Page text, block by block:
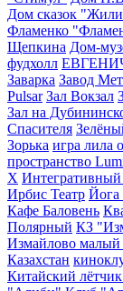
Дом сказок
Фламенко
Щепкина Дом-
фудхолл
Заварка Завод
Pulsar Зал Вокзал
Зал на
Спасителя
Зорька игра лила
пространство
X
Ирбис Театр Йога
Кафе Баловень
Полярный КЗ
Измайлово малый
Казахстан
Китайский